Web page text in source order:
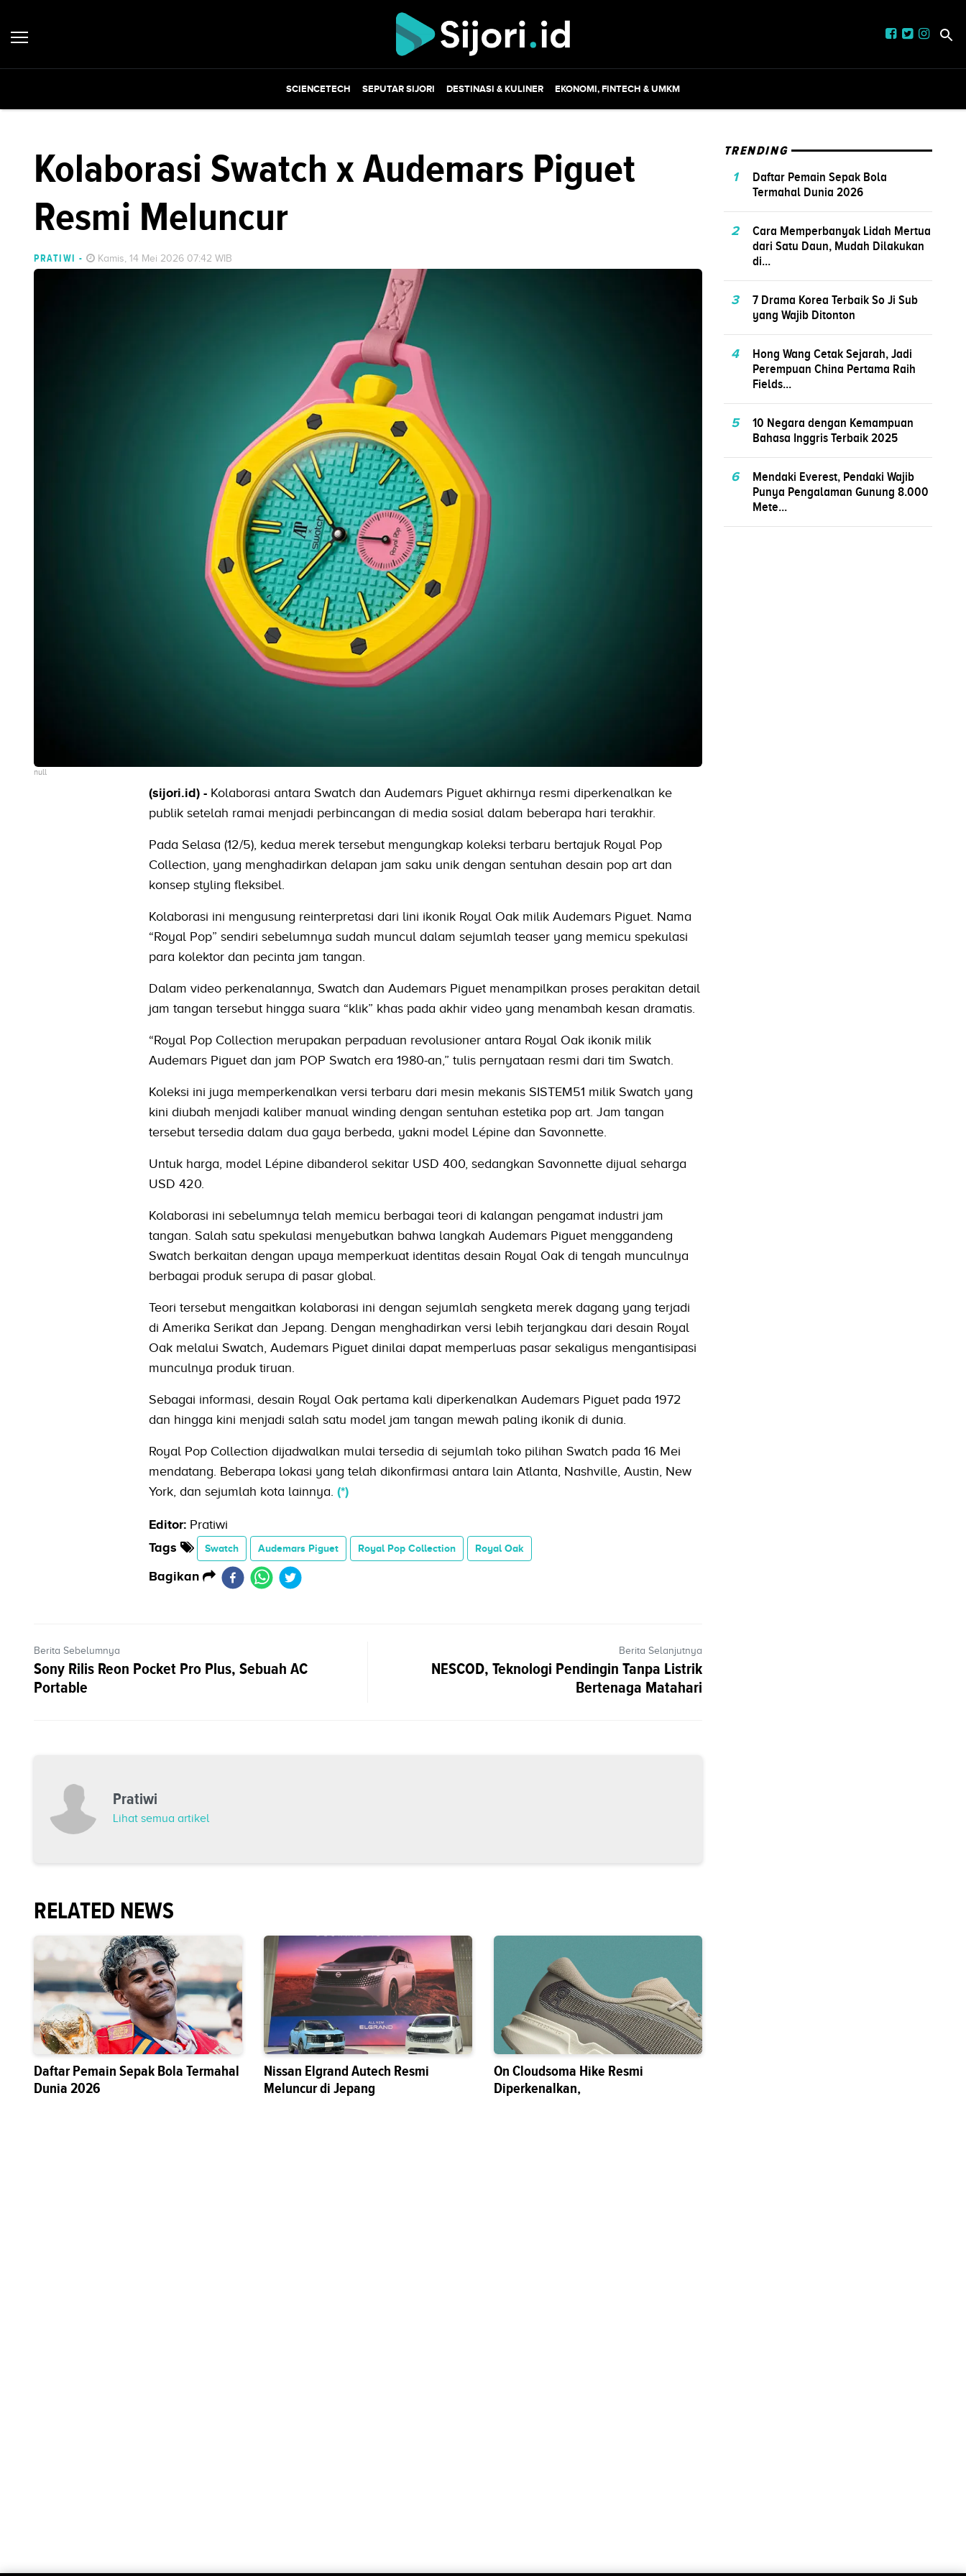
SCIENCETECH SEPUTAR SIJORI DESTINASI & KULINER EKONOMI, FINTECH & UMKM
Kolaborasi Swatch x Audemars Piguet
Resmi Meluncur
PRATIWI - Kamis, 14 Mei 2026 07:42 WIB
null
(sijori.id) - Kolaborasi antara Swatch dan Audemars Piguet akhirnya resmi diperkenalkan ke
publik setelah ramai menjadi perbincangan di media sosial dalam beberapa hari terakhir.
Pada Selasa (12/5), kedua merek tersebut mengungkap koleksi terbaru bertajuk Royal Pop
Collection, yang menghadirkan delapan jam saku unik dengan sentuhan desain pop art dan
konsep styling fleksibel.
Kolaborasi ini mengusung reinterpretasi dari lini ikonik Royal Oak milik Audemars Piguet. Nama
“Royal Pop” sendiri sebelumnya sudah muncul dalam sejumlah teaser yang memicu spekulasi
para kolektor dan pecinta jam tangan.
Dalam video perkenalannya, Swatch dan Audemars Piguet menampilkan proses perakitan detail
jam tangan tersebut hingga suara “klik” khas pada akhir video yang menambah kesan dramatis.
“Royal Pop Collection merupakan perpaduan revolusioner antara Royal Oak ikonik milik
Audemars Piguet dan jam POP Swatch era 1980-an,” tulis pernyataan resmi dari tim Swatch.
Koleksi ini juga memperkenalkan versi terbaru dari mesin mekanis SISTEM51 milik Swatch yang
kini diubah menjadi kaliber manual winding dengan sentuhan estetika pop art. Jam tangan
tersebut tersedia dalam dua gaya berbeda, yakni model Lépine dan Savonnette.
Untuk harga, model Lépine dibanderol sekitar USD 400, sedangkan Savonnette dijual seharga
USD 420.
Kolaborasi ini sebelumnya telah memicu berbagai teori di kalangan pengamat industri jam
tangan. Salah satu spekulasi menyebutkan bahwa langkah Audemars Piguet menggandeng
Swatch berkaitan dengan upaya memperkuat identitas desain Royal Oak di tengah munculnya
berbagai produk serupa di pasar global.
Teori tersebut mengaitkan kolaborasi ini dengan sejumlah sengketa merek dagang yang terjadi
di Amerika Serikat dan Jepang. Dengan menghadirkan versi lebih terjangkau dari desain Royal
Oak melalui Swatch, Audemars Piguet dinilai dapat memperluas pasar sekaligus mengantisipasi
munculnya produk tiruan.
Sebagai informasi, desain Royal Oak pertama kali diperkenalkan Audemars Piguet pada 1972
dan hingga kini menjadi salah satu model jam tangan mewah paling ikonik di dunia.
Royal Pop Collection dijadwalkan mulai tersedia di sejumlah toko pilihan Swatch pada 16 Mei
mendatang. Beberapa lokasi yang telah dikonfirmasi antara lain Atlanta, Nashville, Austin, New
York, dan sejumlah kota lainnya. (*)
Editor: Pratiwi
Tags
Swatch Audemars Piguet Royal Pop Collection Royal Oak
Bagikan
Berita Sebelumnya
Sony Rilis Reon Pocket Pro Plus, Sebuah AC
Portable
Berita Selanjutnya
NESCOD, Teknologi Pendingin Tanpa Listrik
Bertenaga Matahari
Pratiwi
Lihat semua artikel
RELATED NEWS
Daftar Pemain Sepak Bola Termahal
Dunia 2026
Nissan Elgrand Autech Resmi
Meluncur di Jepang
On Cloudsoma Hike Resmi
Diperkenalkan,
TRENDING
1
Daftar Pemain Sepak Bola
Termahal Dunia 2026
2
Cara Memperbanyak Lidah Mertua
dari Satu Daun, Mudah Dilakukan
di...
3
7 Drama Korea Terbaik So Ji Sub
yang Wajib Ditonton
4
Hong Wang Cetak Sejarah, Jadi
Perempuan China Pertama Raih
Fields...
5
10 Negara dengan Kemampuan
Bahasa Inggris Terbaik 2025
6
Mendaki Everest, Pendaki Wajib
Punya Pengalaman Gunung 8.000
Mete...